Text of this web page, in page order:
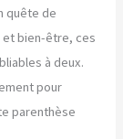
quête de
et bien-être, ces
à deux.
pour
parenthèse